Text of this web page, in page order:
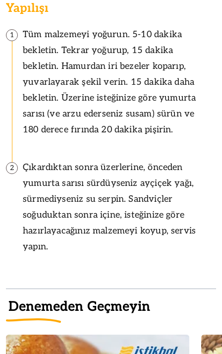
Yapılışı
1
Tüm malzemeyi yoğurun. 5-10 dakika
bekletin. Tekrar yoğurup, 15 dakika
bekletin. Hamurdan iri bezeler koparıp,
yuvarlayarak şekil verin. 15 dakika daha
bekletin. Üzerine isteğinize göre yumurta
sarısı (ve arzu ederseniz susam) sürün ve
180 derece fırında 20 dakika pişirin.
2
Çıkardıktan sonra üzerlerine, önceden
yumurta sarısı sürdüyseniz ayçiçek yağı,
sürmediyseniz su serpin. Sandviçler
soğuduktan sonra içine, isteğinize göre
hazırlayacağınız malzemeyi koyup, servis
yapın.
Denemeden Geçmeyin